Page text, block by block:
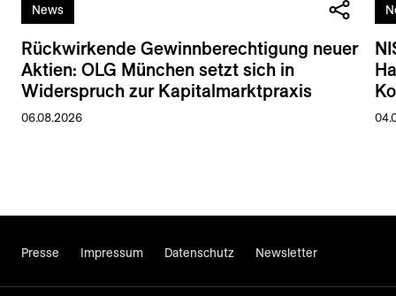
News
Rückwirkende Gewinnberechtigung neuer
Aktien: OLG München setzt sich in
Widerspruch zur Kapitalmarktpraxis
06.08.2026
Presse Impressum Datenschutz Newsletter